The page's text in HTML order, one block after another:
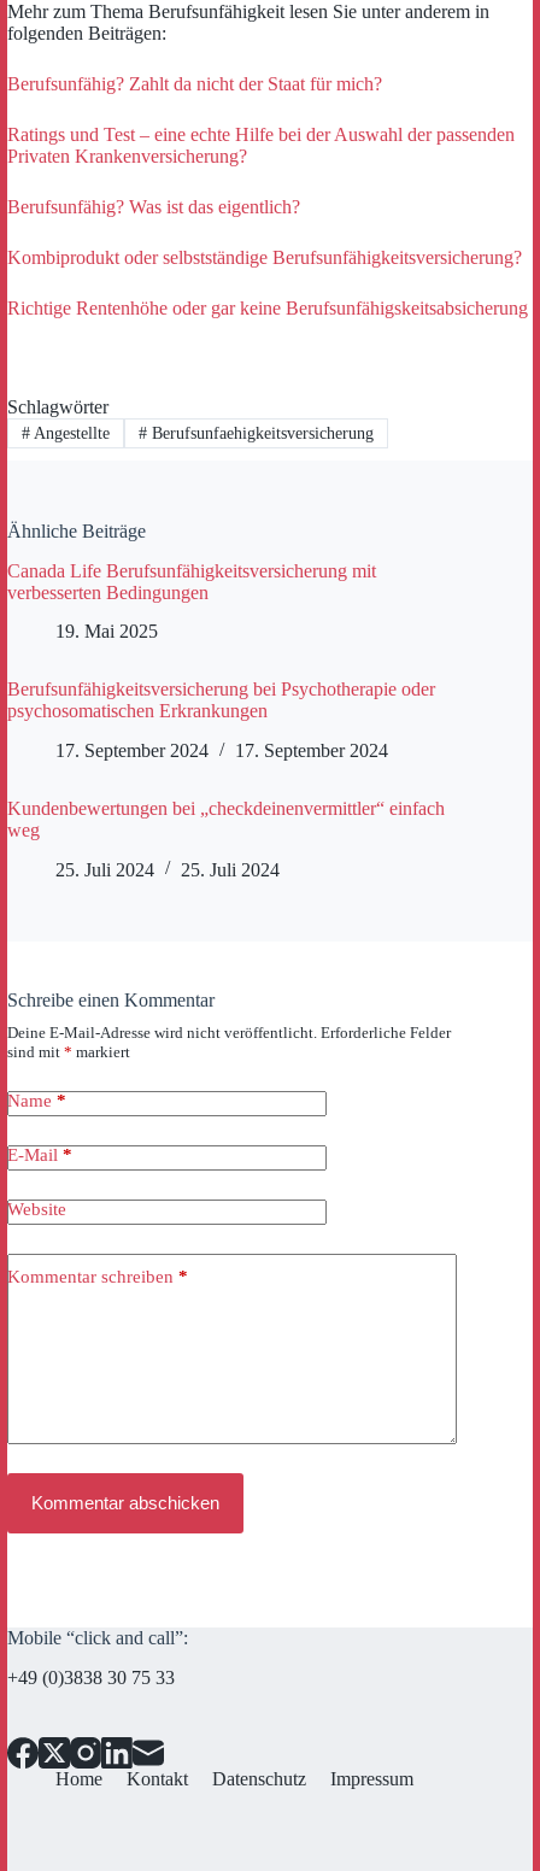
Mehr zum Thema Berufsunfähigkeit lesen Sie unter anderem in
folgenden Beiträgen:
Berufsunfähig? Zahlt da nicht der Staat für mich?
Ratings und Test – eine echte Hilfe bei der Auswahl der passenden
Privaten Krankenversicherung?
Berufsunfähig? Was ist das eigentlich?
Kombiprodukt oder selbstständige Berufsunfähigkeitsversicherung?
Richtige Rentenhöhe oder gar keine Berufsunfähigskeitsabsicherung
Schlagwörter
#Angestellte #Berufsunfaehigkeitsversicherung
Ähnliche Beiträge
Canada Life Berufsunfähigkeitsversicherung mit
verbesserten Bedingungen
19. Mai 2025
Berufsunfähigkeitsversicherung bei Psychotherapie oder
psychosomatischen Erkrankungen
17. September 2024
17. September 2024
Kundenbewertungen bei „checkdeinenvermittler“ einfach
weg
25. Juli 2024
25. Juli 2024
Schreibe einen Kommentar
Deine E-Mail-Adresse wird nicht veröffentlicht. Erforderliche Felder
sind mit * markiert
Name *
E-Mail *
Website
Kommentar schreiben *
Kommentar abschicken
Mobile “click and call”:
+49 (0)3838 30 75 33
Home Kontakt Datenschutz Impressum